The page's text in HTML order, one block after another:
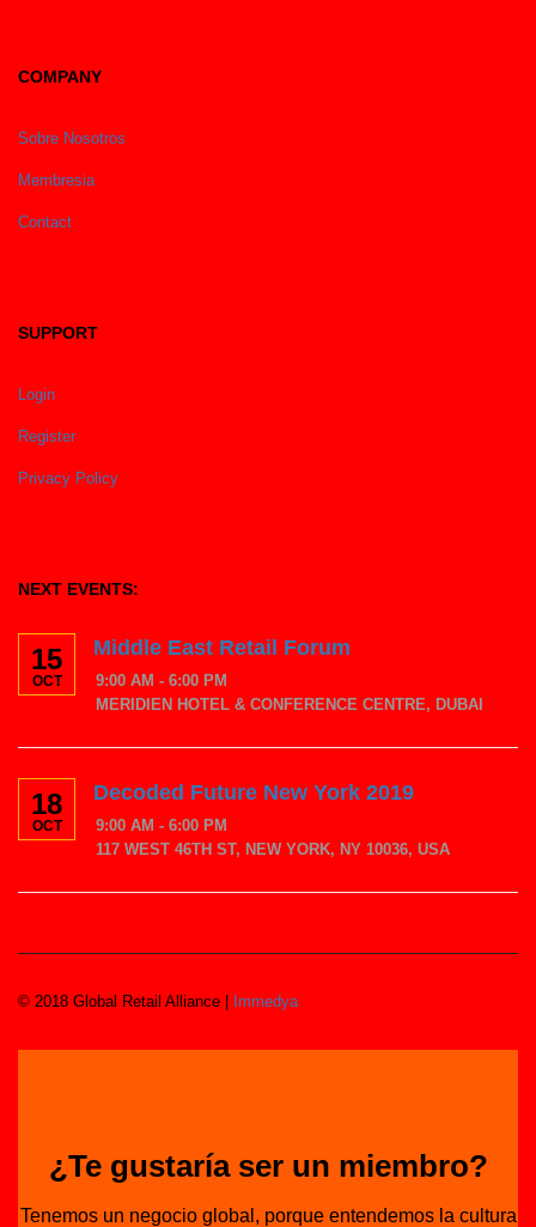
COMPANY
Sobre Nosotros
Membresia
Contact
SUPPORT
Login
Register
Privacy Policy
NEXT EVENTS:
15
OCT
Middle East Retail Forum
9:00 AM - 6:00 PM
MERIDIEN HOTEL & CONFERENCE CENTRE, DUBAI
18
OCT
Decoded Future New York 2019
9:00 AM - 6:00 PM
117 WEST 46TH ST, NEW YORK, NY 10036, USA
© 2018 Global Retail Alliance | Immedya
¿Te gustaría ser un miembro?
Tenemos un negocio global, porque entendemos la cultura